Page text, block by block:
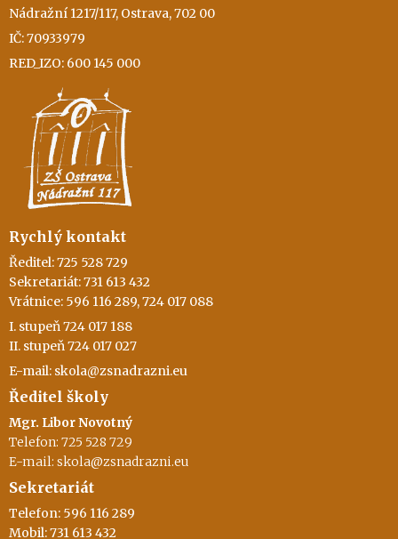
Nádražní 1217/117, Ostrava, 702 00
IČ: 70933979
RED_IZO: 600 145 000
Rychlý kontakt
Ředitel: 725 528 729
Sekretariát: 731 613 432
Vrátnice: 596 116 289, 724 017 088
I. stupeň 724 017 188
II. stupeň 724 017 027
E-mail: skola@zsnadrazni.eu
Ředitel školy
Mgr. Libor Novotný
Telefon: 725 528 729
E-mail: skola@zsnadrazni.eu
Sekretariát
Telefon: 596 116 289
Mobil: 731 613 432